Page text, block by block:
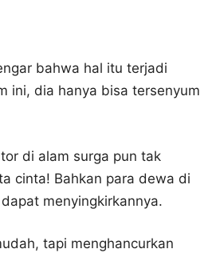
bahwa hal itu terjadi
ini, dia hanya bisa tersenyum
di alam surga pun tak
cinta! Bahkan para dewa di
menyingkirkannya.
tapi menghancurkan